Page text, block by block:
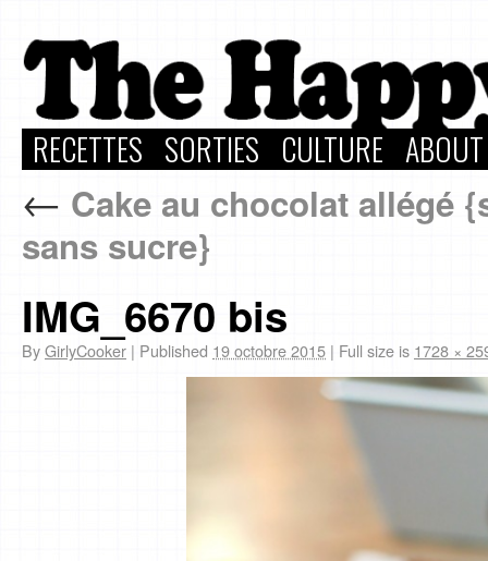
RECETTES SORTIES CULTURE
← Cake au chocolat allégé
sans sucre}
IMG_6670 bis
ByGirlyCooker | Published 19 octobre 2015 | Full size is 1728 ×